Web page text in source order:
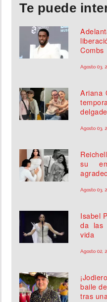
Te puede
Combs
Agosto 03,
Ariana
Agosto 03,
su
Agosto 03,
Isabel
da las
vida
Agosto 02,
baile
tras